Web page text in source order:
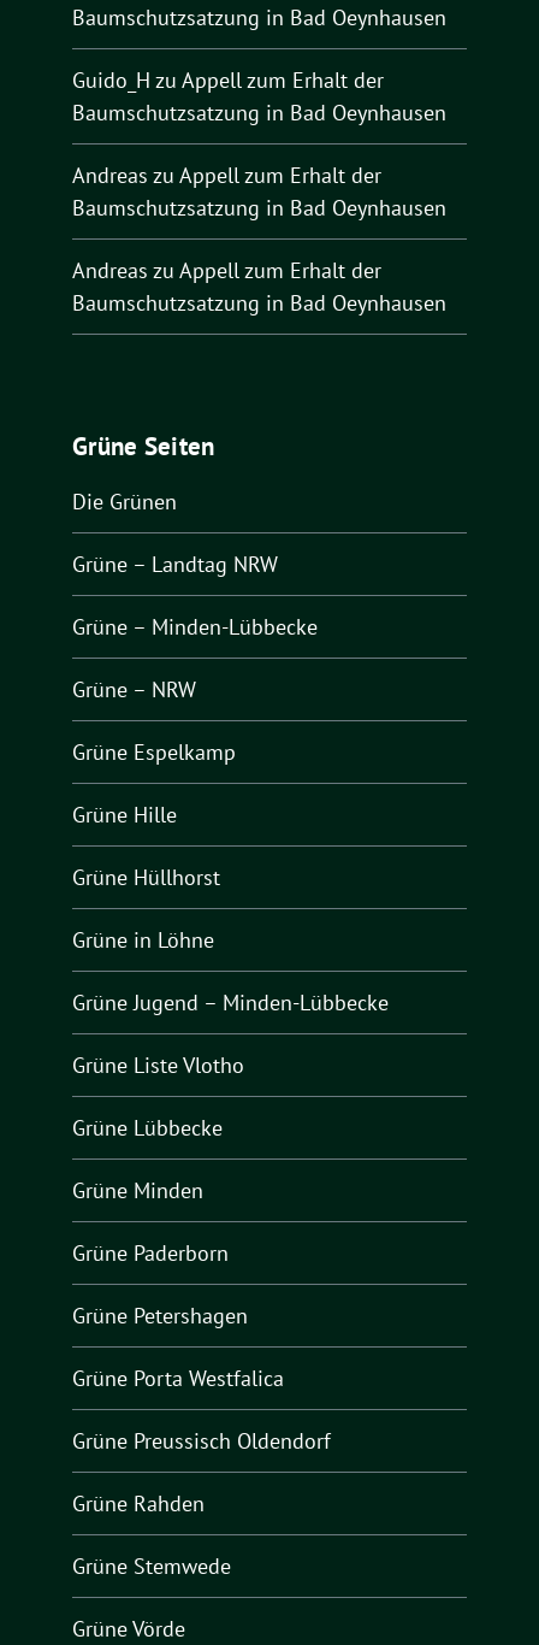
Baumschutzsatzung in Bad Oeynhausen
Guido_H zu Appell zum Erhalt der
Baumschutzsatzung in Bad Oeynhausen
Andreas zu Appell zum Erhalt der
Baumschutzsatzung in Bad Oeynhausen
Andreas zu Appell zum Erhalt der
Baumschutzsatzung in Bad Oeynhausen
Grüne Seiten
Die Grünen
Grüne – Landtag NRW
Grüne – Minden-Lübbecke
Grüne – NRW
Grüne Espelkamp
Grüne Hille
Grüne Hüllhorst
Grüne in Löhne
Grüne Jugend – Minden-Lübbecke
Grüne Liste Vlotho
Grüne Lübbecke
Grüne Minden
Grüne Paderborn
Grüne Petershagen
Grüne Porta Westfalica
Grüne Preussisch Oldendorf
Grüne Rahden
Grüne Stemwede
Grüne Vörde